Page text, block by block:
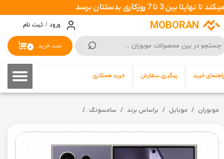
MOBORAN
⌕ ۰ سبد خرید
راهنمای خرید پیگیری سفارش خرید همکاری
ورود / ثبت نام
حساب کاربری من
تغییر گذر واژه
خروج از حساب کاربری
موبوران موبایل براساس برند سامسونگ